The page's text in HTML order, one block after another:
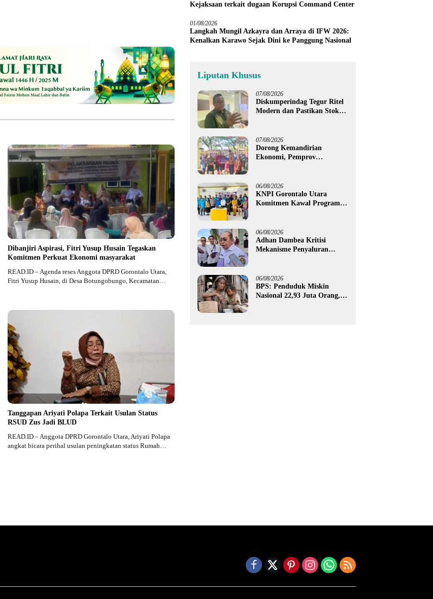
Dibanjiri Aspirasi, Fitri Yusup Husain Tegaskan
Komitmen Perkuat Ekonomi masyarakat
READ.ID – Agenda reses Anggota DPRD Gorontalo Utara,
Fitri Yusup Husain, di Desa Botungobungo, Kecamatan…
Tanggapan Ariyati Polapa Terkait Usulan Status
RSUD Zus Jadi BLUD
READ.ID – Anggota DPRD Gorontalo Utara, Ariyati Polapa
angkat bicara perihal usulan peningkatan status Rumah…
Kejaksaan terkait dugaan Korupsi Command Center
01/08/2026
Langkah Mungil Azkayra dan Arraya di IFW 2026:
Kenalkan Karawo Sejak Dini ke Panggung Nasional
Liputan Khusus
07/08/2026
Diskumperindag Tegur Ritel
Modern dan Pastikan Stok
07/08/2026
Dorong Kemandirian
Ekonomi, Pemprov
untuk 395 Pelaku Usaha
06/08/2026
KNPI Gorontalo Utara
Komitmen Kawal Program
06/08/2026
Adhan Dambea Kritisi
Mekanisme Penyaluran
06/08/2026
BPS: Penduduk Miskin
Nasional 22,93 Juta Orang,